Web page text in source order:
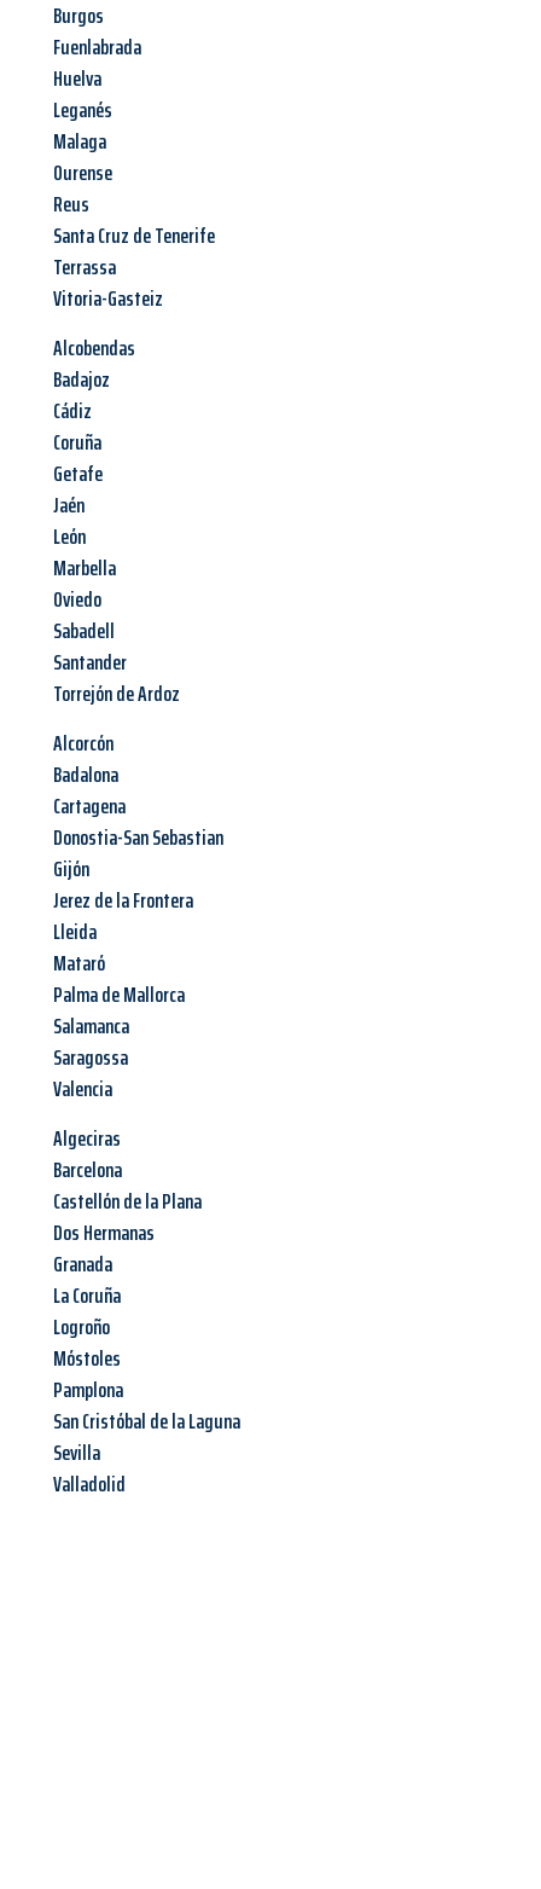
Burgos
Fuenlabrada
Huelva
Leganés
Malaga
Ourense
Reus
Santa Cruz de Tenerife
Terrassa
Vitoria-Gasteiz
Alcobendas
Badajoz
Cádiz
Coruña
Getafe
Jaén
León
Marbella
Oviedo
Sabadell
Santander
Torrejón de Ardoz
Alcorcón
Badalona
Cartagena
Donostia-San Sebastian
Gijón
Jerez de la Frontera
Lleida
Mataró
Palma de Mallorca
Salamanca
Saragossa
Valencia
Algeciras
Barcelona
Castellón de la Plana
Dos Hermanas
Granada
La Coruña
Logroño
Móstoles
Pamplona
San Cristóbal de la Laguna
Sevilla
Valladolid